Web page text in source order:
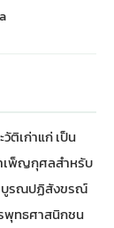
ติเก่าแก่ เป็น
เพ็ญกุศลสำหรับ
บูรณปฏิสังขรณ์
พุทธศาสนิกชน